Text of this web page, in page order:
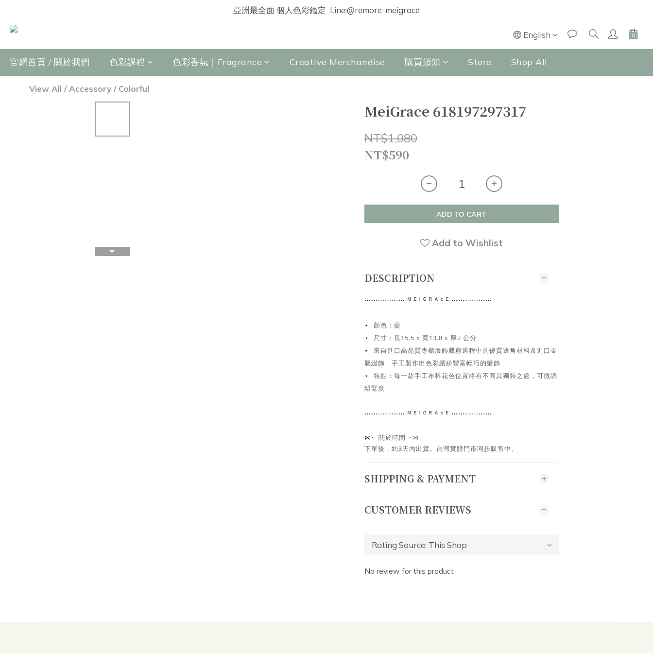
亞洲最全面 個人色彩鑑定  Line:@remore-meigrace
English
官網首頁 / 關於我們 色彩課程 色彩香氛｜Fragrance Creative Merchandise 購買須知 Store Shop All
View All /Accessory / Colorful
MeiGrace 618197297317
NT$1,080
NT$590
ADD TO CART
Add to Wishlist
DESCRIPTION
⋯⋯ ⋯⋯⋯⋯ ᴹ ᴱ ᴵ ᴳ ᴿ ᴬ ᶜ ᴱ ⋯⋯⋯⋯ ⋯⋯
⋆ 顏色：藍
⋆ 尺寸： 長15.5 x 寬13.8 x 厚2 公分
⋆ 來自進口高品質專櫃服飾裁剪過程中的優質邊角材料及進口金
屬綴飾，手工製作出色彩繽紛豐富輕巧的髮飾
⋆ 特點：每一款手工布料花色位置略有不同其獨特之處，可微調
鬆緊度
⋯⋯ ⋯⋯⋯⋯ ᴹ ᴱ ᴵ ᴳ ᴿ ᴬ ᶜ ᴱ ⋯⋯⋯⋯ ⋯⋯
⋉⋅ 關於時間 ⋅⋊
下單後，約3天內出貨。台灣實體門市同步販售中。
SHIPPING & PAYMENT
CUSTOMER REVIEWS
No review for this product